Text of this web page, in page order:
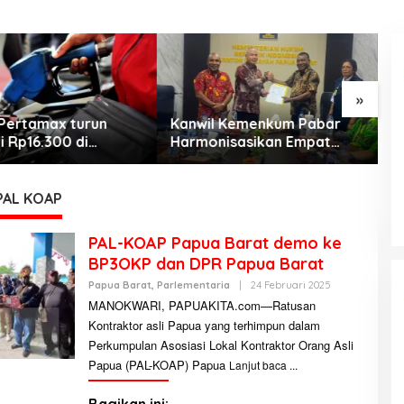
»
turun
Rp16.300 di
Papua Maluku
Kanwil Kemenkum Pabar
Harmonisasikan Empat
Ranperda Kabupaten Teluk
KOAP
PAL-KOAP Papua Barat demo ke
BP3OKP dan DPR Papua Barat
Papua Barat, Parlementaria 24 Februari 2025
D
MANOKWARI, PAPUAKITA.com—Ratusan
Kontraktor asli Papua yang terhimpun dalam
Perkumpulan Asosiasi Lokal Kontraktor Orang Asli
Papua (PAL-KOAP) Papua Lanjut baca
KEMARAU, ANTARA SUNNATULLAH